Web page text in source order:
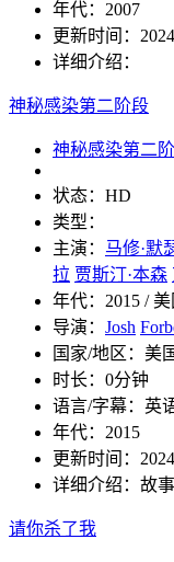
年代： 2007
更新时间：
详细介绍：
神秘感染第二阶段
神秘感染第二
状态： HD
类型：
主演： 马修·默
拉 贾斯汀·本森
年代： 2015 /
导演： Josh
国家/地区： 美
时长： 0分钟
语言/字幕： 英
年代： 2015
更新时间：
详细介绍： 故
请你杀了我